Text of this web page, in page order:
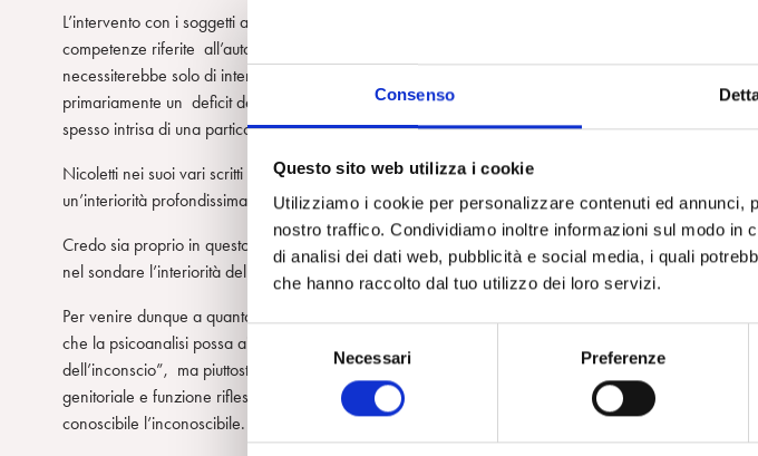
Consenso
Questo sito web utilizza i cookie
Utilizziamo i cookie per personalizzare contenuti ed
nostro traffico. Condividiamo inoltre informazioni sul modo
di analisi dei dati web, pubblicità e social media, i quali
che hanno raccolto dal tuo utilizzo dei loro servizi.
e
z
Necessari Preferenze
L’intervento con i soggetti autistici è sicuramente un intervento fondamentalmente
competenze riferite all’autonomia, ma non si può ridurre la condizione del soggetto autistico ad uno
necessiterebbe solo di interventi mirati ad acquisire nuovi comportamenti. Pur soffrendo di un
primariamente un deficit delle competenze utili a sviluppare l’intersoggettività, il soggetto autistico
spesso intrisa di una particolare sofferenza.
Nicoletti nei suoi vari scritti fa spesso riferimento alla ricca interiorità del proprio figlio, lo descrive
un’interiorità profondissima che tu puoi sondare come chi vaga nella nebbia.
Credo sia proprio in questo ambito che la psicoanalisi possa offrire il proprio contributo, come
nel sondare l’interiorità delle persone e delle loro relazioni.
Per venire dunque a quanto afferma polemicamente Nicoletti rispetto alla “seduta psicoanalitica a
che la psicoanalisi possa aiutare in modo significativo le persone autistiche ed i loro genitori, non
dell’inconscio”, ma piuttosto ad attivare e ad arricchire la comunicazione tra le loro menti. Come
genitoriale e funzione riflessiva) Nel lavoro clinico con i genitori non si tratta di rendere “conscio
conoscibile l’inconoscibile.